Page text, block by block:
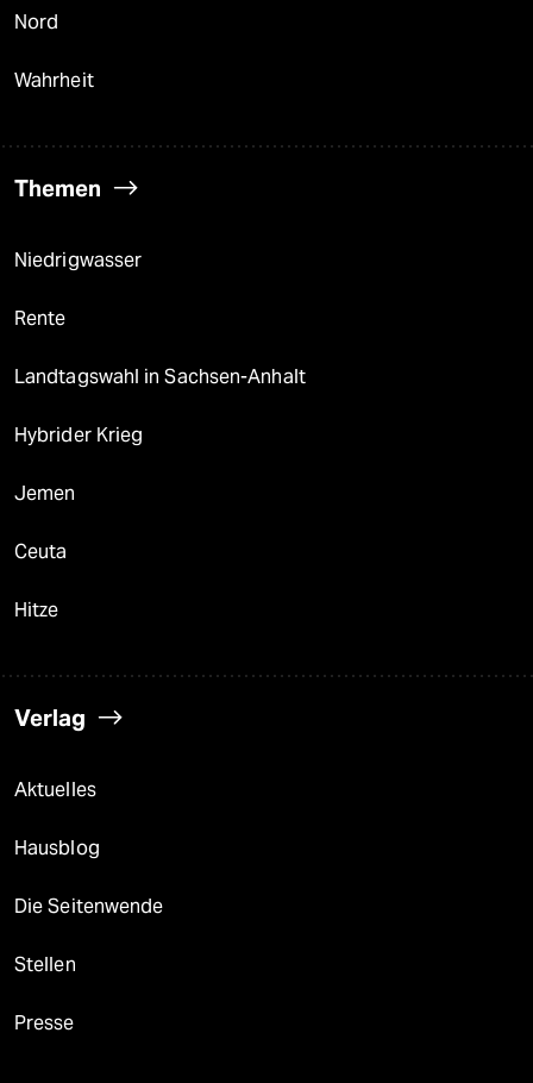
Nord
Wahrheit
Themen
Niedrigwasser
Rente
Landtagswahl in Sachsen-Anhalt
Hybrider Krieg
Jemen
Ceuta
Hitze
Verlag
Aktuelles
Hausblog
Die Seitenwende
Stellen
Presse